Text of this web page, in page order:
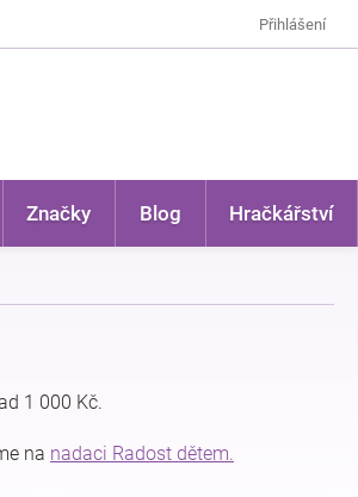
Přihlášení
Značky Blog Hračkářství
1 000 Kč.
na nadaci Radost dětem.